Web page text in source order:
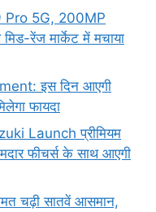
Pro 5G, 200MP
रेंज मार्केट में मचाया
इस दिन आएगी
फायदा
Launch प्रीमियम
फीचर्स के साथ आएगी
चढ़ी सातवें आसमान,